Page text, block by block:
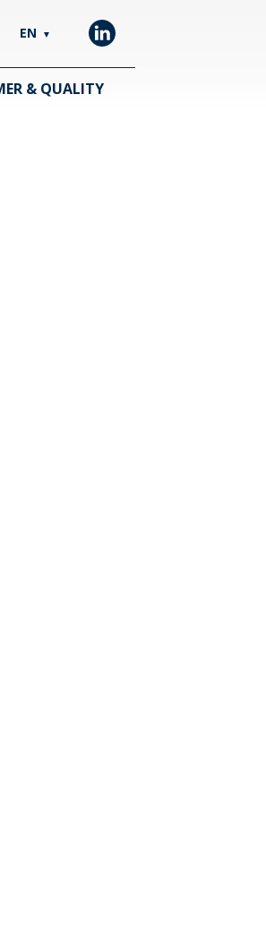
EN ▼
& QUALITY